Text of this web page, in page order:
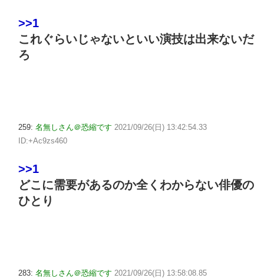
>>1
これぐらいじゃないといい演技は出来ないだ
ろ
259: 名無しさん＠恐縮です 2021/09/26(日) 13:42:54.33
ID:+Ac9zs460
>>1
どこに需要があるのか全くわからない俳優の
ひとり
283: 名無しさん＠恐縮です 2021/09/26(日) 13:58:08.85